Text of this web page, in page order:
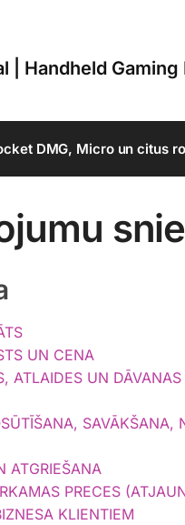
| Handheld
DMG, Micro un citus
UN CENA
ATLAIDES UN DĀVANAS
SAVĀKŠANA,
ATGRIEŠANA
PRECES
KLIENTIEM